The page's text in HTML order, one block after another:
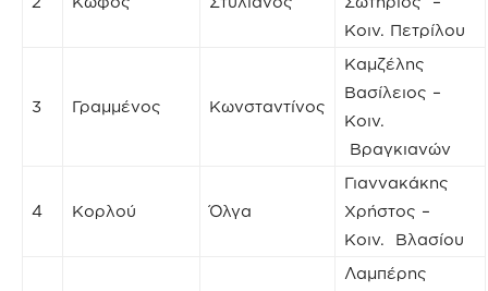
Κοιν. Πετρίλου
3 Γραμμένος Κωνσταντίνος
Καμζέλης
Βασίλειος –
Κοιν.
Βραγκιανών
4 Κορλού Όλγα
Γιαννακάκης
Χρήστος –
Κοιν. Βλασίου
Λαμπέρης